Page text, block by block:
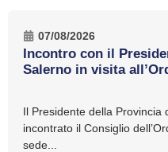
07/08/2026
Incontro con il
Salerno in visita
Il Presidente della Provincia
incontrato il Consiglio
sede...